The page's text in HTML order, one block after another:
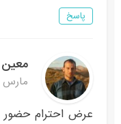
پاسخ
مارس 7, 2022 در 1:21 ق.ظ
عرض احترام حضور